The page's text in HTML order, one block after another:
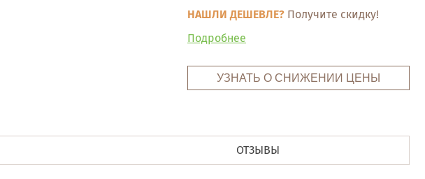
НАШЛИ ДЕШЕВЛЕ? Получите скидку!
Подробнее
УЗНАТЬ О СНИЖЕНИИ ЦЕНЫ
ОТЗЫВЫ